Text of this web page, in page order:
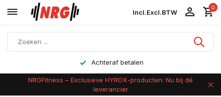
Incl.Excl.BTW
0
Achteraf betalen
NRGFitness – Exclusieve HYROX-producten: Nu bij dé
leverancier